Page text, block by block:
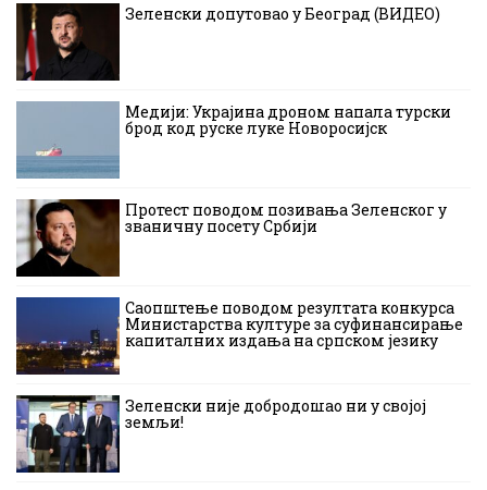
Зеленски допутовао у Београд (ВИДЕО)
Медији: Украјина дроном напала турски
брод код руске луке Новоросијск
Протест поводом позивања Зеленског у
званичну посету Србији
Саопштење поводом резултата конкурса
Министарства културе за суфинансирање
капиталних издања на српском језику
Зеленски није добродошао ни у својој
земљи!